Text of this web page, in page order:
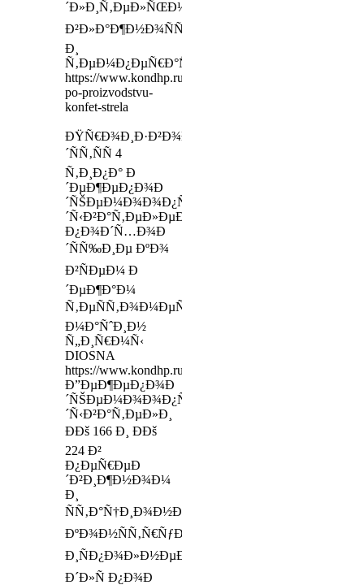
´Ð»Ð¸Ñ‚ÐµÐ»ÑŒÐ½Ð¾ÑÑ‚ÑŒ,
Ð²Ð»Ð°Ð¶Ð½Ð¾ÑÑ‚ÑŒ
Ð¸
Ñ‚ÐµÐ¼Ð¿ÐµÑ€Ð°Ñ‚ÑƒÑ€Ð°
https://www.kondhp.ru/products/liniya-
po-proizvodstvu-
konfet-strela
ÐŸÑ€Ð¾Ð¸Ð·Ð²Ð¾Ð
´ÑÑ‚ÑÑ 4
Ñ‚Ð¸Ð¿Ð° Ð
´ÐµÐ¶ÐµÐ¿Ð¾Ð
´ÑŠÐµÐ¼Ð¾Ð¾Ð¿Ñ€Ð¾ÐºÐ¸Ð
´Ñ‹Ð²Ð°Ñ‚ÐµÐ»ÐµÐ¹,
Ð¿Ð¾Ð´Ñ…Ð¾Ð
´ÑÑ‰Ð¸Ðµ ÐºÐ¾
Ð²ÑÐµÐ¼ Ð
´ÐµÐ¶Ð°Ð¼
Ñ‚ÐµÑÑ‚Ð¾Ð¼ÐµÑÐ¸Ð»ÑŒÐ½Ñ‹Ñ…
Ð¼Ð°ÑˆÐ¸Ð½
Ñ„Ð¸Ñ€Ð¼Ñ‹
DIOSNA
https://www.kondhp.ru/preorder/13100
Ð”ÐµÐ¶ÐµÐ¿Ð¾Ð
´ÑŠÐµÐ¼Ð¾Ð¾Ð¿Ñ€Ð¾ÐºÐ¸Ð
´Ñ‹Ð²Ð°Ñ‚ÐµÐ»Ð¸
ÐÐš 166 Ð¸ ÐÐš
224 Ð²
Ð¿ÐµÑ€ÐµÐ
´Ð²Ð¸Ð¶Ð½Ð¾Ð¼
Ð¸
ÑÑ‚Ð°Ñ†Ð¸Ð¾Ð½Ð°Ñ€Ð½Ð¾Ð¼
ÐºÐ¾Ð½ÑÑ‚Ñ€ÑƒÐºÑ‚Ð¸Ð²Ð½Ð¾Ð¼
Ð¸ÑÐ¿Ð¾Ð»Ð½ÐµÐ½Ð¸Ð¸,
Ð´Ð»Ñ Ð¿Ð¾Ð